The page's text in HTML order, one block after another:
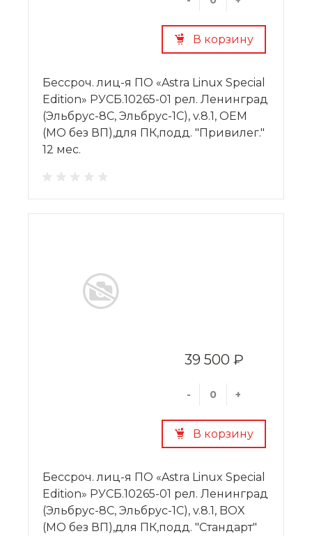
В корзину
Бессроч. лиц-я ПО «Astra Linux Special
Edition» РУСБ.10265-01 рел. Ленинград
(Эльбрус-8С, Эльбрус-1С), v.8.1, OEM
(МО без ВП),для ПК,подд. "Привилег."
12 мес.
39 500 ₽
- +
В корзину
Бессроч. лиц-я ПО «Astra Linux Special
Edition» РУСБ.10265-01 рел. Ленинград
(Эльбрус-8С, Эльбрус-1С), v.8.1, BOX
(МО без ВП),для ПК,подд. "Стандарт"